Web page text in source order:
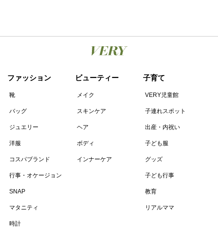
ファッション
靴
バッグ
ジュエリー
洋服
コスパブランド
行事・オケージョン
SNAP
マタニティ
時計
ビューティー
メイク
スキンケア
ヘア
ボディ
インナーケア
子育て
VERY児童館
子連れスポット
出産・内祝い
子ども服
グッズ
子ども行事
教育
リアルママ